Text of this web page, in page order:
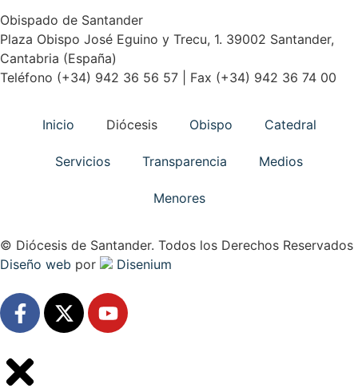
Obispado de Santander
Plaza Obispo José Eguino y Trecu, 1. 39002 Santander,
Cantabria (España)
Teléfono (+34) 942 36 56 57 | Fax (+34) 942 36 74 00
Inicio Diócesis Obispo Catedral
Servicios Transparencia Medios
Menores
© Diócesis de Santander. Todos los Derechos Reservados
Diseño web por Disenium